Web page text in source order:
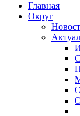
Главная
Округ